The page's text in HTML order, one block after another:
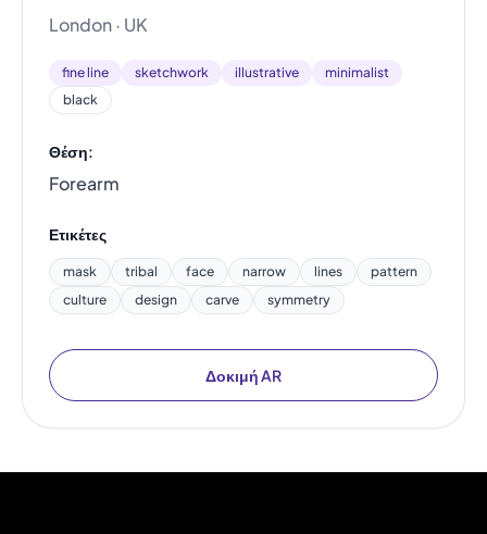
London · UK
fine line sketchwork illustrative
minimalist
black
Θέση:
Forearm
Ετικέτες
mask tribal face narrow lines
pattern
culture
design carve symmetry
Δοκιμή AR